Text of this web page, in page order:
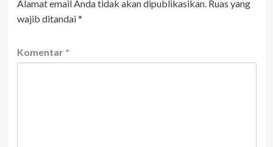
Alamat email Anda tidak akan dipublikasikan. Ruas yang
wajib ditandai*
Komentar *